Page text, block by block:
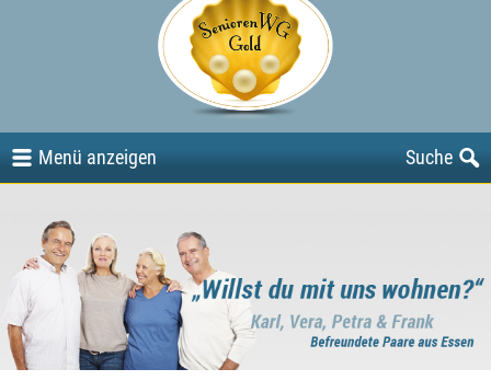
Menü anzeigen Suche
Gesuche